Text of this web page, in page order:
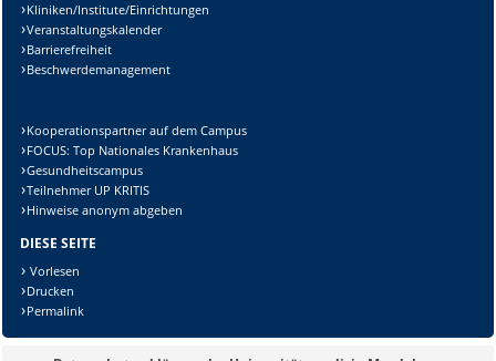
Kliniken/Institute/Einrichtungen
Veranstaltungskalender
Barrierefreiheit
Beschwerdemanagement
Kooperationspartner auf dem Campus
FOCUS: Top Nationales Krankenhaus
Gesundheitscampus
Teilnehmer UP KRITIS
Hinweise anonym abgeben
DIESE SEITE
Vorlesen
Drucken
Permalink